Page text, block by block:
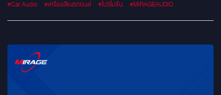
#Car Audio #เครื่องเสียงรถยนต์ #โปรโมชั่น #MIRAGEAUDIO